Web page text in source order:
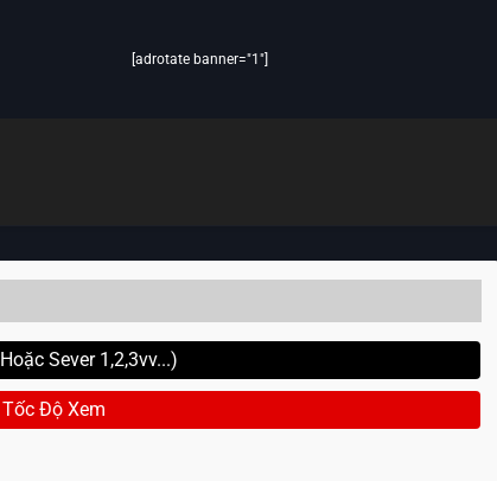
[adrotate banner="1"]
Sever 1,2,3vv...)
Độ Xem